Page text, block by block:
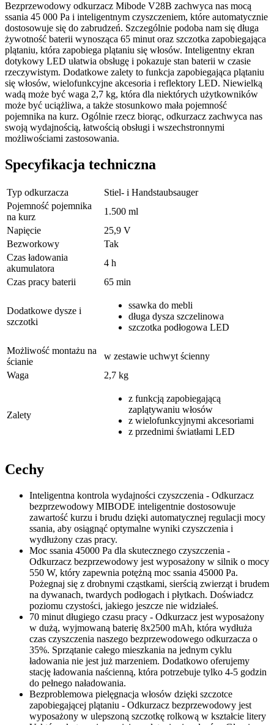
Bezprzewodowy odkurzacz Mibode V28B zachwyca nas mocą
ssania 45 000 Pa i inteligentnym czyszczeniem, które automatycznie
dostosowuje się do zabrudzeń. Szczególnie podoba nam się długa
żywotność baterii wynosząca 65 minut oraz szczotka zapobiegająca
plątaniu, która zapobiega plątaniu się włosów. Inteligentny ekran
dotykowy LED ułatwia obsługę i pokazuje stan baterii w czasie
rzeczywistym. Dodatkowe zalety to funkcja zapobiegająca plątaniu
się włosów, wielofunkcyjne akcesoria i reflektory LED. Niewielką
wadą może być waga 2,7 kg, która dla niektórych użytkowników
może być uciążliwa, a także stosunkowo mała pojemność
pojemnika na kurz. Ogólnie rzecz biorąc, odkurzacz zachwyca nas
swoją wydajnością, łatwością obsługi i wszechstronnymi
możliwościami zastosowania.
Specyfikacja techniczna
Typ odkurzacza
Stiel- i Handstaubsauger
Pojemność pojemnika
na kurz
1.500 ml
Napięcie
25,9 V
Bezworkowy
Tak
Czas ładowania
akumulatora
4 h
Czas pracy baterii
65 min
Dodatkowe dysze i
szczotki
ssawka do mebli
długa dysza szczelinowa
szczotka podłogowa LED
Możliwość montażu na
ścianie
w zestawie uchwyt ścienny
Waga
2,7 kg
Zalety
z funkcją zapobiegającą
zaplątywaniu włosów
z wielofunkcyjnymi akcesoriami
z przednimi światłami LED
Cechy
Inteligentna kontrola wydajności czyszczenia - Odkurzacz
bezprzewodowy MIBODE inteligentnie dostosowuje
zawartość kurzu i brudu dzięki automatycznej regulacji mocy
ssania, aby osiągnąć optymalne wyniki czyszczenia i
wydłużony czas pracy.
Moc ssania 45000 Pa dla skutecznego czyszczenia -
Odkurzacz bezprzewodowy jest wyposażony w silnik o mocy
550 W, który zapewnia potężną moc ssania 45000 Pa.
Pożegnaj się z drobnymi cząstkami, sierścią zwierząt i brudem
na dywanach, twardych podłogach i płytkach. Doświadcz
poziomu czystości, jakiego jeszcze nie widziałeś.
70 minut długiego czasu pracy - Odkurzacz jest wyposażony
w dużą, wyjmowaną baterię 8x2500 mAh, która wydłuża
czas czyszczenia naszego bezprzewodowego odkurzacza o
35%. Sprzątanie całego mieszkania na jednym cyklu
ładowania nie jest już marzeniem. Dodatkowo oferujemy
stację ładowania naścienną, która potrzebuje tylko 4-5 godzin
do pełnego naładowania.
Bezproblemowa pielęgnacja włosów dzięki szczotce
zapobiegającej plątaniu - Odkurzacz bezprzewodowy jest
wyposażony w ulepszoną szczotkę rolkową w kształcie litery